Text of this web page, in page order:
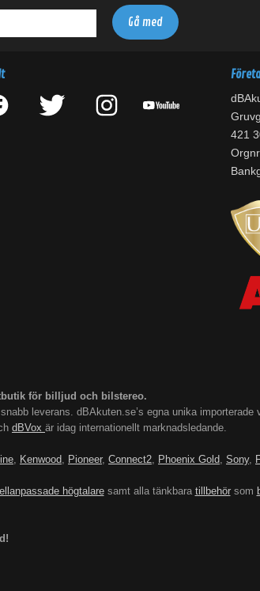
421
för billjud och bilstereo.
leverans. dBAkuten.se’s egna unika importerade
dBVox är idag internationellt marknadsledande.
, Kenwood, Pioneer, Connect2, Phoenix Gold, Sony,
högtalaresamt alla tänkbara tillbehörsom